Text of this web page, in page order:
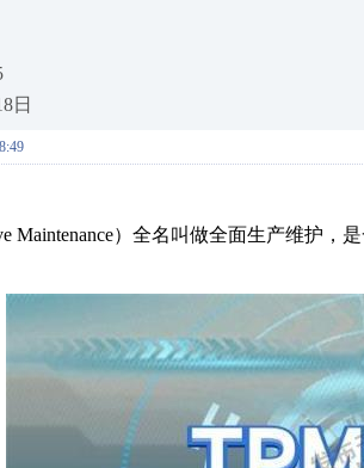
日
Maintenance）全名叫做全面生产维护